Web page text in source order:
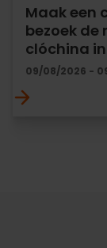
Maak een
bezoek de
clóchina
09/08/2026 -